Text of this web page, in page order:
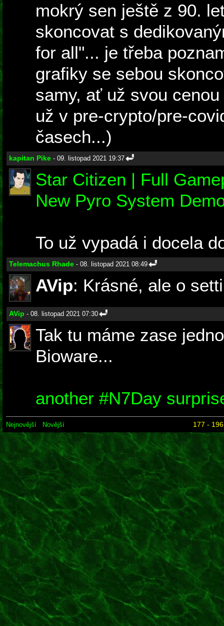
mokrý sen ještě z 90.
skoncovat s
for all"... je třeba
grafiky se sebou
samy, ať už svou
už v pre-crypto/pre-
časech...)
kapitan Pike - 09. listopad 2021 19:37
Star Citizen | Full
New Pyro System
To už vypadá i docela
Telemachus Rhade - 08. listopad 2021 08:49
AVip: Krásné, ale o
AVip - 08. listopad 2021 07:30
Tak tu máme zase
Bioware...
another #N7Day
Nejnovější Novější 177 -